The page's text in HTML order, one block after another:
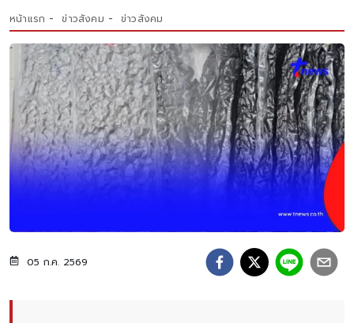
หน้าแรก ข่าวสังคม ข่าวสังคม
05 ก.ค. 2569